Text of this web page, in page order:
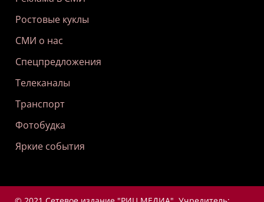
Ростовые куклы
СМИ о нас
Спецпредложения
Телеканалы
Транспорт
Фотобудка
Яркие события